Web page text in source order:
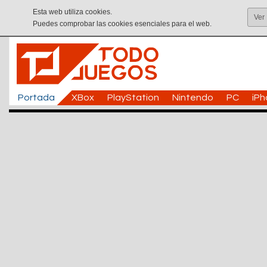
Esta web utiliza cookies.
Puedes comprobar las cookies esenciales para el web.
Ver
Portada XBox PlayStation Nintendo PC